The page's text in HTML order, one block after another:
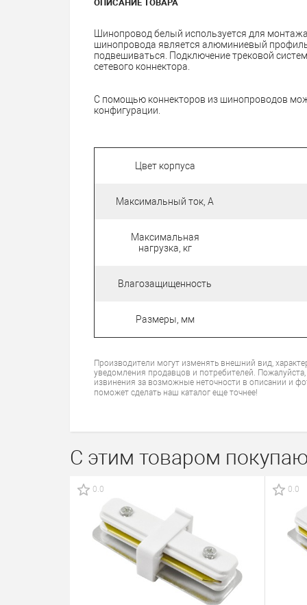
ОПИСАНИЕ ТОВАРА
Шинопровод белый используется для
шинопровода является алюминиевый
подвешиваться. Подключение трековой
сетевого коннектора.
С помощью коннекторов из шинопроводов
конфигурации.
Цвет корпуса
Максимальный ток, А
Максимальная
нагрузка, кг
Влагозащищенность
Размеры, мм
Производители могут изменять внешний вид,
уведомления продавцов и потребителей.
извинения за возможные неточности в описании и
поможет сделать наш каталог еще точнее!
С этим товаром
0.0 0.0